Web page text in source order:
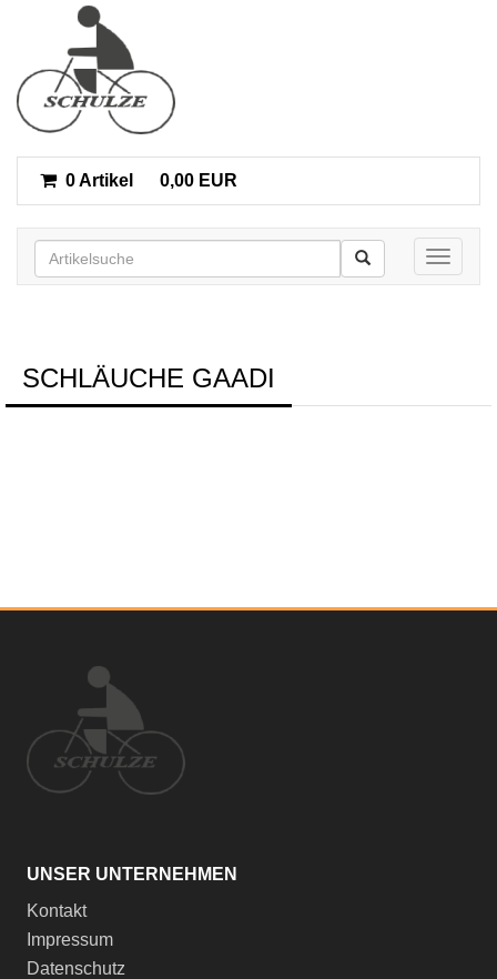
0 Artikel 0,00 EUR
Toggle
SCHLÄUCHE GAADI
UNSER UNTERNEHMEN
Kontakt
Impressum
Datenschutz